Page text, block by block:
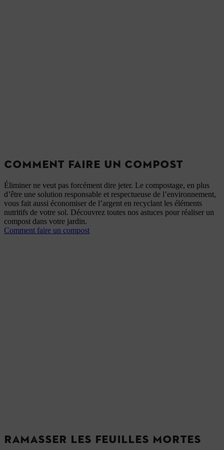
COMMENT FAIRE UN COMPOST
Éliminer ne veut pas forcément dire jeter. Le compostage, en plus
d’être une solution responsable et respectueuse de l’environnement,
vous fait aussi économiser de l’argent en recyclant les éléments
nutritifs de votre sol. Découvrez toutes nos astuces pour réaliser un
compost dans votre jardin.
Comment faire un compost
RAMASSER LES FEUILLES MORTES